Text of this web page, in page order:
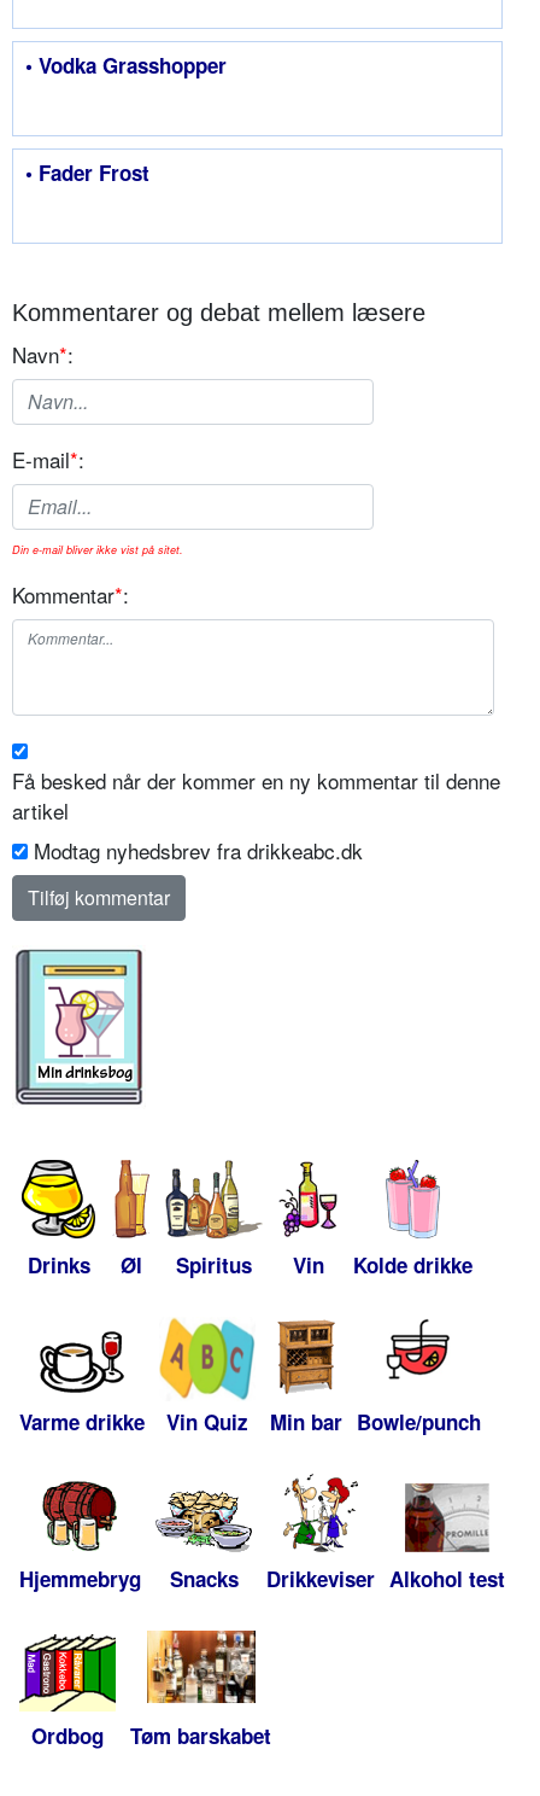
• Vodka Grasshopper
• Fader Frost
Kommentarer og debat mellem læsere
Navn*:
E-mail*:
Din e-mail bliver ikke vist på sitet.
Kommentar*:
Få besked når der kommer en ny kommentar til denne
artikel
Modtag nyhedsbrev fra drikkeabc.dk
Drinks Øl Spiritus Vin Kolde drikke
Varme drikke Vin Quiz Min bar Bowle/punch
Hjemmebryg Snacks Drikkeviser Alkohol test
Ordbog Tøm barskabet